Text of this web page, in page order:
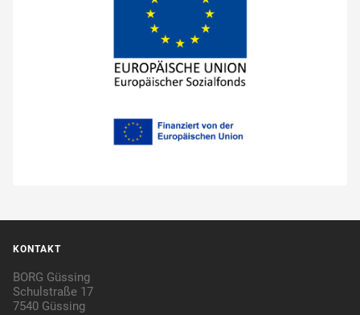
KONTAKT
BORG Güssing
Schulstraße 17
7540 Güssing